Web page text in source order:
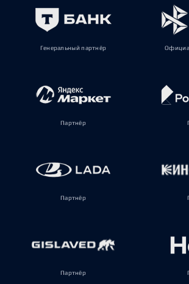
Генеральный партнёр
Партнёр
Партнёр
Партнёр